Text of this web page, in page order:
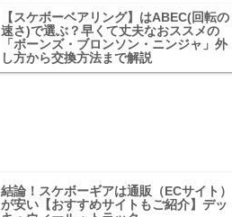
【スケボーベアリング】はABEC(回転の
速さ)で選ぶ？早くて丈夫なおススメの
「ボーンズ・ブロンソン・ニンジャ」外
し方から交換方法まで解説
結論！スケボーギアは通販（ECサイト）
が安い【おすすめサイトもご紹介】デッ